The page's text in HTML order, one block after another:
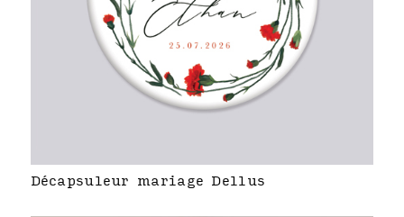
Décapsuleur mariage Dellus